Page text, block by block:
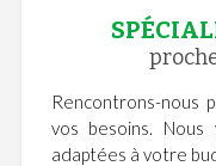
Rencontrons-nous
vos besoins. Nous
adaptées à votre